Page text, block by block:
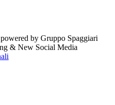
by Gruppo Spaggiari
& New Social Media